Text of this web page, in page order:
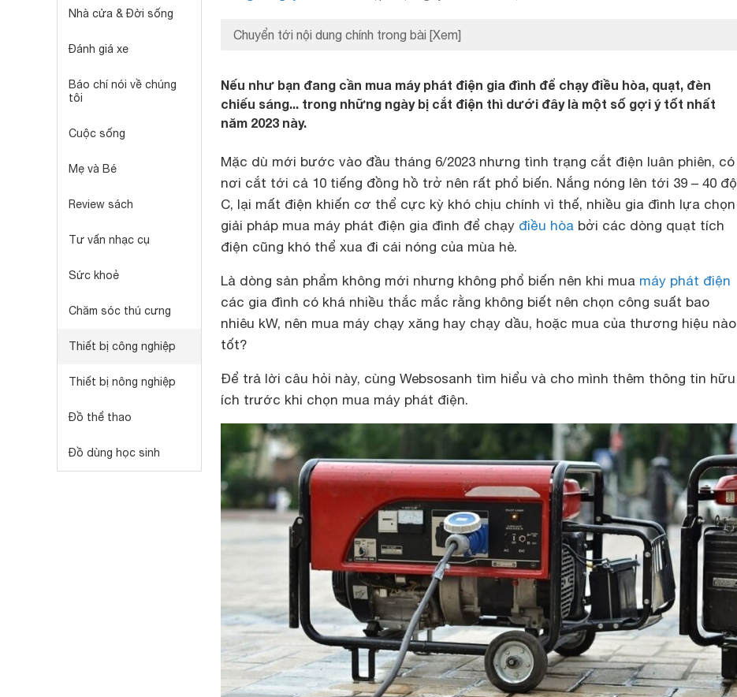
Nhà cửa & Đời sống
Đánh giá xe
Báo chí nói về chúng
tôi
Cuộc sống
Mẹ và Bé
Review sách
Tư vấn nhạc cụ
Sức khoẻ
Chăm sóc thú cưng
Thiết bị công nghiệp
Thiết bị nông nghiệp
Đồ thể thao
Đồ dùng học sinh
Chuyển tới nội dung chính trong bài [Xem]
Nếu như bạn đang cần mua máy phát điện gia đình để chạy điều hòa, quạt, đèn
chiếu sáng... trong những ngày bị cắt điện thì dưới đây là một số gợi ý tốt nhất
năm 2023 này.
Mặc dù mới bước vào đầu tháng 6/2023 nhưng tình trạng cắt điện luân phiên, có
nơi cắt tới cả 10 tiếng đồng hồ trở nên rất phổ biến. Nắng nóng lên tới 39 – 40 độ
C, lại mất điện khiến cơ thể cực kỳ khó chịu chính vì thế, nhiều gia đình lựa chọn
giải pháp mua máy phát điện gia đình để chạy điều hòa bởi các dòng quạt tích
điện cũng khó thể xua đi cái nóng của mùa hè.
Là dòng sản phẩm không mới nhưng không phổ biến nên khi mua máy phát điện
các gia đình có khá nhiều thắc mắc rằng không biết nên chọn công suất bao
nhiêu kW, nên mua máy chạy xăng hay chạy dầu, hoặc mua của thương hiệu nào
tốt?
Để trả lời câu hỏi này, cùng Websosanh tìm hiểu và cho mình thêm thông tin hữu
ích trước khi chọn mua máy phát điện.